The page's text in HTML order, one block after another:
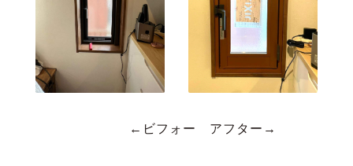
←ビフォー アフター→